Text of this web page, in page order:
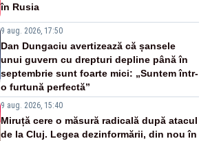
în Rusia
9 aug. 2026, 17:50
Dan Dungaciu avertizează că șansele
unui guvern cu drepturi depline până în
septembrie sunt foarte mici: „Suntem într-
o furtună perfectă”
9 aug. 2026, 15:40
Miruță cere o măsură radicală după atacul
de la Cluj. Legea dezinformării, din nou în